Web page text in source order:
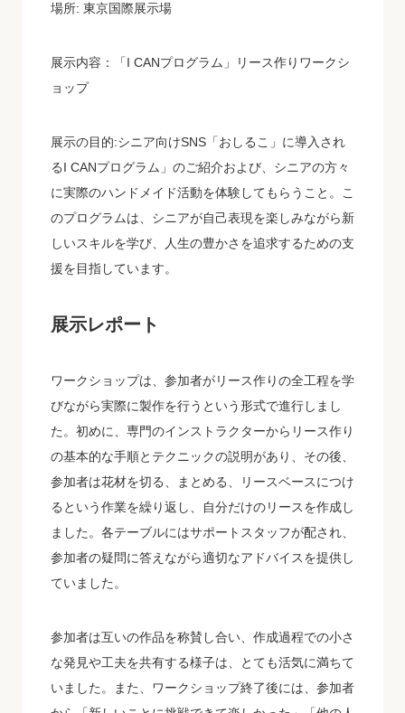
場所: 東京国際展示場
展示内容：「I CANプログラム」リース作りワークシ
ョップ
展示の目的:シニア向けSNS「おしるこ」に導入され
るI CANプログラム」のご紹介および、シニアの方々
に実際のハンドメイド活動を体験してもらうこと。こ
のプログラムは、シニアが自己表現を楽しみながら新
しいスキルを学び、人生の豊かさを追求するための支
援を目指しています。
展示レポート
ワークショップは、参加者がリース作りの全工程を学
びながら実際に製作を行うという形式で進行しまし
た。初めに、専門のインストラクターからリース作り
の基本的な手順とテクニックの説明があり、その後、
参加者は花材を切る、まとめる、リースベースにつけ
るという作業を繰り返し、自分だけのリースを作成し
ました。各テーブルにはサポートスタッフが配され、
参加者の疑問に答えながら適切なアドバイスを提供し
ていました。
参加者は互いの作品を称賛し合い、作成過程での小さ
な発見や工夫を共有する様子は、とても活気に満ちて
いました。また、ワークショップ終了後には、参加者